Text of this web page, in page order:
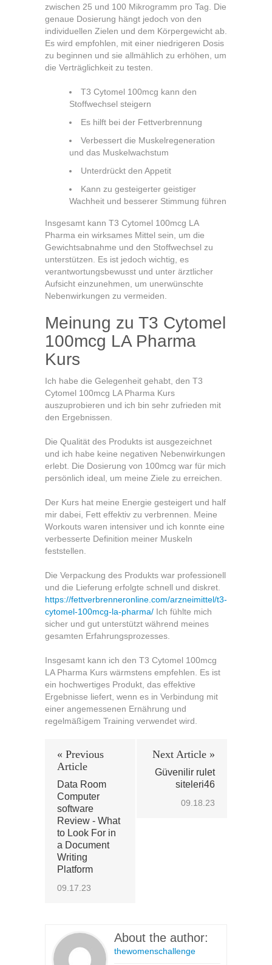
zwischen 25 und 100 Mikrogramm pro Tag. Die
genaue Dosierung hängt jedoch von den
individuellen Zielen und dem Körpergewicht ab.
Es wird empfohlen, mit einer niedrigeren Dosis
zu beginnen und sie allmählich zu erhöhen, um
die Verträglichkeit zu testen.
T3 Cytomel 100mcg kann den
Stoffwechsel steigern
Es hilft bei der Fettverbrennung
Verbessert die Muskelregeneration
und das Muskelwachstum
Unterdrückt den Appetit
Kann zu gesteigerter geistiger
Wachheit und besserer Stimmung führen
Insgesamt kann T3 Cytomel 100mcg LA
Pharma ein wirksames Mittel sein, um die
Gewichtsabnahme und den Stoffwechsel zu
unterstützen. Es ist jedoch wichtig, es
verantwortungsbewusst und unter ärztlicher
Aufsicht einzunehmen, um unerwünschte
Nebenwirkungen zu vermeiden.
Meinung zu T3 Cytomel
100mcg LA Pharma
Kurs
Ich habe die Gelegenheit gehabt, den T3
Cytomel 100mcg LA Pharma Kurs
auszuprobieren und ich bin sehr zufrieden mit
den Ergebnissen.
Die Qualität des Produkts ist ausgezeichnet
und ich habe keine negativen Nebenwirkungen
erlebt. Die Dosierung von 100mcg war für mich
persönlich ideal, um meine Ziele zu erreichen.
Der Kurs hat meine Energie gesteigert und half
mir dabei, Fett effektiv zu verbrennen. Meine
Workouts waren intensiver und ich konnte eine
verbesserte Definition meiner Muskeln
feststellen.
Die Verpackung des Produkts war professionell
und die Lieferung erfolgte schnell und diskret.
https://fettverbrenneronline.com/arzneimittel/t3-
cytomel-100mcg-la-pharma/ Ich fühlte mich
sicher und gut unterstützt während meines
gesamten Erfahrungsprozesses.
Insgesamt kann ich den T3 Cytomel 100mcg
LA Pharma Kurs wärmstens empfehlen. Es ist
ein hochwertiges Produkt, das effektive
Ergebnisse liefert, wenn es in Verbindung mit
einer angemessenen Ernährung und
regelmäßigem Training verwendet wird.
« Previous
Article
Data Room
Computer
software
Review - What
to Look For in
a Document
Writing
Platform
09.17.23
Next Article »
Güvenilir rulet
siteleri46
09.18.23
About the author:
thewomenschallenge